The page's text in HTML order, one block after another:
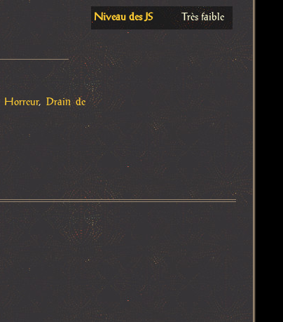
Horreur, Drain de
Niveau des JS Très faible